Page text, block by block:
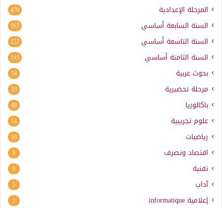
المرحلة الإعدادية 470
السنة السابعة أساسي 167
السنة التاسعة أساسي 157
السنة الثامنة أساسي 145
بحوث عربية 54
مرحلة تحضيرية 33
باكالوريا 49
علوم تجريبية 14
رياضيات 10
اقتصاد وتصرف 8
تقنية 6
آداب 5
إعلامية informatique
2